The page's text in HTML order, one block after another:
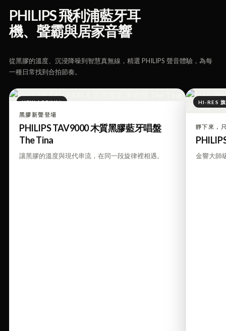
PHILIPS 飛利浦藍牙耳
機、聲霸與居家音響
從黑膠的溫度、沉浸降噪到智慧真無線，精選 PHILIPS 聲音體驗，為每
一種日常找到合拍節奏。
NEW ARRIVAL
黑膠新聲登場
PHILIPS TAV9000 木質黑膠藍牙唱盤
The Tina
讓黑膠的溫度與現代串流，在同一段旋律裡相遇。
HI-RES
靜下來，
金響大師